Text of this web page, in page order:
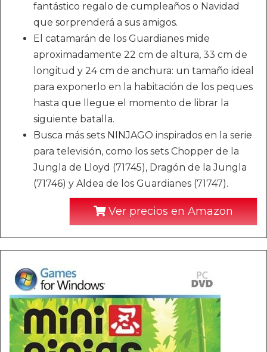
fantástico regalo de cumpleaños o Navidad
que sorprenderá a sus amigos.
El catamarán de los Guardianes mide
aproximadamente 22 cm de altura, 33 cm de
longitud y 24 cm de anchura: un tamaño ideal
para exponerlo en la habitación de los peques
hasta que llegue el momento de librar la
siguiente batalla.
Busca más sets NINJAGO inspirados en la serie
para televisión, como los sets Chopper de la
Jungla de Lloyd (71745), Dragón de la Jungla
(71746) y Aldea de los Guardianes (71747).
Ver precios en Amazon